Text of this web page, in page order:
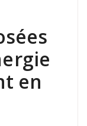
en